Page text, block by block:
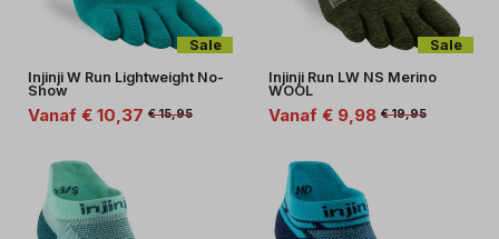
Sale
Injinji W Run Lightweight No-
Show
Vanaf € 10,37 € 15,95
Sale
Injinji Run LW NS Merino
WOOL
Vanaf € 9,98 € 19,95